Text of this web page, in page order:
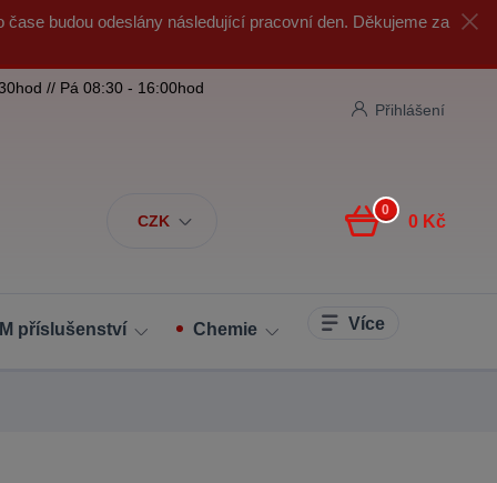
budou odeslány následující pracovní den. Děkujeme za
CZK
Přihlášení
// Pá 08:30 - 16:00hod
0
0 Kč
příslušenství Chemie Více